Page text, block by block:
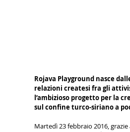
Rojava Playground nasce
relazioni createsi fra gli
l’ambizioso progetto per la
sul confine turco-siriano a
Martedì 23 febbraio 2016,